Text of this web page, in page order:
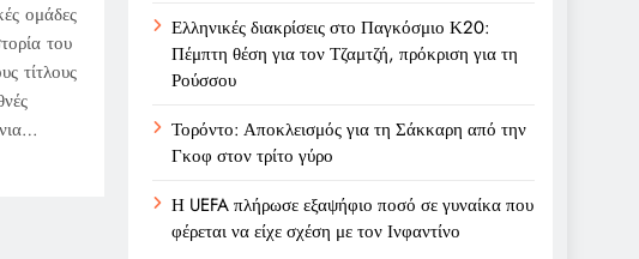
ομάδες
του
τίτλους
Ελληνικές διακρίσεις στο Παγκόσμιο Κ20:
Πέμπτη θέση για τον Τζαμτζή, πρόκριση για τη
Ρούσσου
Τορόντο: Αποκλεισμός για τη Σάκκαρη από την
Γκοφ στον τρίτο γύρο
Η UEFA πλήρωσε εξαψήφιο ποσό σε γυναίκα που
φέρεται να είχε σχέση με τον Ινφαντίνο